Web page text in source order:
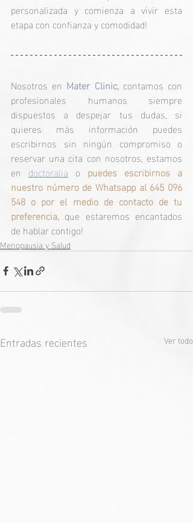
personalizada y comienza a vivir esta
etapa con confianza y comodidad!
Nosotros en Mater Clinic, contamos con
profesionales humanos siempre
dispuestos a despejar tus dudas, si
quieres más información puedes
escribirnos sin ningún compromiso o
reservar una cita con nosotros, estamos
en doctoralia o puedes escribirnos a
nuestro número de Whatsapp al 645 096
548 o por el medio de contacto de tu
preferencia, que estaremos encantados
de hablar contigo!
Menopausia y Salud
Entradas recientes Ver todo